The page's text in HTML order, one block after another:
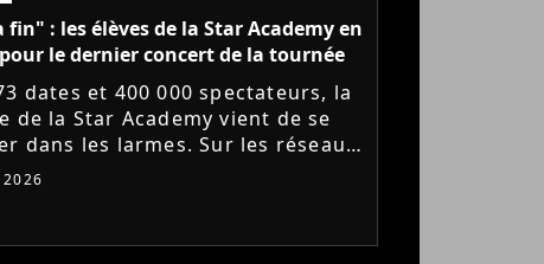
fin" : les élèves de la Star Academy en
le dernier concert de la tournée
dates et 400 000 spectateurs, la
de la Star Academy vient de se
dans les larmes. Sur les réseaux
les élèves adressent un dernier
au public...